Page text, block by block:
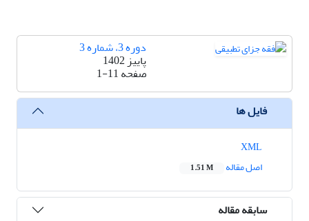
دوره 3، شماره 3
پاییز 1402
صفحه1-11
فایل ها
اصل مقاله
1.51 M
سابقه مقاله